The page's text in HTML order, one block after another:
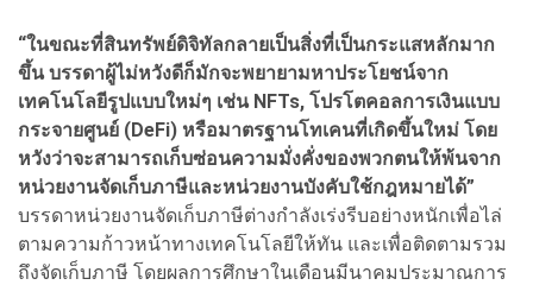
“ในขณะที่สินทรัพย์ดิจิทัลกลายเป็นสิ่งที่เป็นกระแสหลักมาก
ขึ้น บรรดาผู้ไม่หวังดีก็มักจะพยายามหาประโยชน์จาก
เทคโนโลยีรูปแบบใหม่ๆ เช่น NFTs, โปรโตคอลการเงินแบบ
กระจายศูนย์ (DeFi) หรือมาตรฐานโทเคนที่เกิดขึ้นใหม่ โดย
หวังว่าจะสามารถเก็บซ่อนความมั่งคั่งของพวกตนให้พ้นจาก
หน่วยงานจัดเก็บภาษีและหน่วยงานบังคับใช้กฎหมายได้”
บรรดาหน่วยงานจัดเก็บภาษีต่างกำลังเร่งรีบอย่างหนักเพื่อไล่
ตามความก้าวหน้าทางเทคโนโลยีให้ทัน และเพื่อติดตามรวม
ถึงจัดเก็บภาษี โดยผลการศึกษาในเดือนมีนาคมประมาณการ